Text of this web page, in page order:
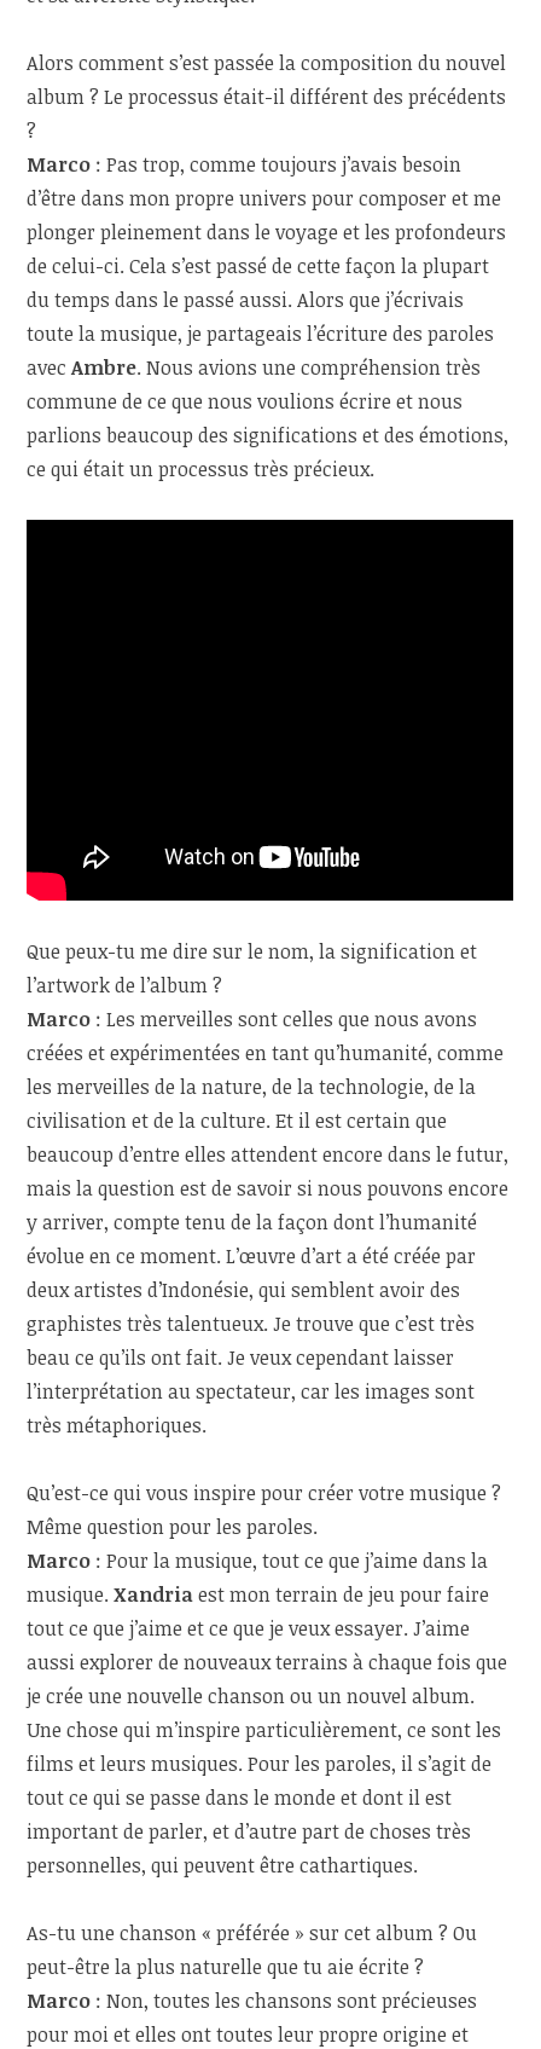
Alors comment s’est passée la composition du nouvel
album ? Le processus était-il différent des précédents
?
Marco : Pas trop, comme toujours j’avais besoin
d’être dans mon propre univers pour composer et me
plonger pleinement dans le voyage et les profondeurs
de celui-ci. Cela s’est passé de cette façon la plupart
du temps dans le passé aussi. Alors que j’écrivais
toute la musique, je partageais l’écriture des paroles
avecAmbre. Nous avions une compréhension très
commune de ce que nous voulions écrire et nous
parlions beaucoup des significations et des émotions,
ce qui était un processus très précieux.
Que peux-tu me dire sur le nom, la signification et
l’artwork de l’album ?
Marco : Les merveilles sont celles que nous avons
créées et expérimentées en tant qu’humanité, comme
les merveilles de la nature, de la technologie, de la
civilisation et de la culture. Et il est certain que
beaucoup d’entre elles attendent encore dans le futur,
mais la question est de savoir si nous pouvons encore
y arriver, compte tenu de la façon dont l’humanité
évolue en ce moment. L’œuvre d’art a été créée par
deux artistes d’Indonésie, qui semblent avoir des
graphistes très talentueux. Je trouve que c’est très
beau ce qu’ils ont fait. Je veux cependant laisser
l’interprétation au spectateur, car les images sont
très métaphoriques.
Qu’est-ce qui vous inspire pour créer votre musique ?
Même question pour les paroles.
Marco : Pour la musique, tout ce que j’aime dans la
musique.Xandriaest mon terrain de jeu pour faire
tout ce que j’aime et ce que je veux essayer. J’aime
aussi explorer de nouveaux terrains à chaque fois que
je crée une nouvelle chanson ou un nouvel album.
Une chose qui m’inspire particulièrement, ce sont les
films et leurs musiques. Pour les paroles, il s’agit de
tout ce qui se passe dans le monde et dont il est
important de parler, et d’autre part de choses très
personnelles, qui peuvent être cathartiques.
As-tu une chanson « préférée » sur cet album ? Ou
peut-être la plus naturelle que tu aie écrite ?
Marco : Non, toutes les chansons sont précieuses
pour moi et elles ont toutes leur propre origine et